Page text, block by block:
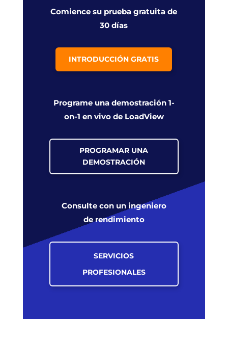
Comience su prueba gratuita de
30 días
INTRODUCCIÓN GRATIS
Programe una demostración 1-
on-1 en vivo de LoadView
PROGRAMAR UNA
DEMOSTRACIÓN
Consulte con un ingeniero
de rendimiento
SERVICIOS
PROFESIONALES